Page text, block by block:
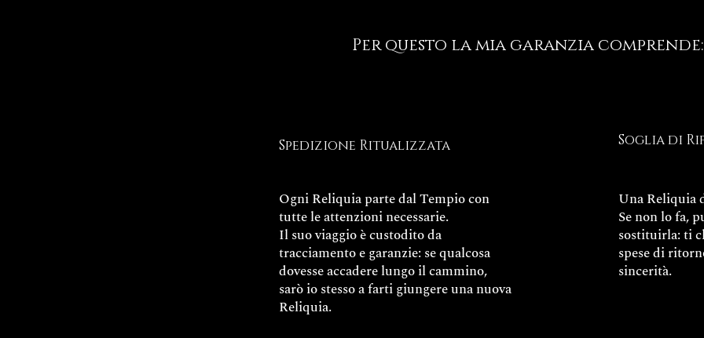
Per questo la mia garanzia comprende:
Spedizione Ritualizzata
Ogni Reliquia parte dal Tempio con
tutte le attenzioni necessarie.
Il suo viaggio è custodito da
tracciamento e garanzie: se qualcosa
dovesse accadere lungo il cammino,
sarò io stesso a farti giungere una nuova
Reliquia.
Soglia di
Una Reliquia
Se non lo fa,
sostituirla: ti
spese di
sincerità.